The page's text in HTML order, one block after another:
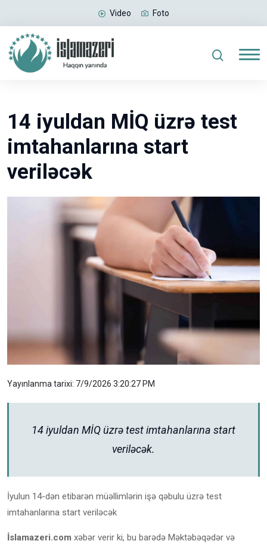
Video Foto
14 iyuldan MİQ üzrə test
imtahanlarına start
veriləcək
Yayınlanma tarixi: 7/9/2026 3:20:27 PM
14 iyuldan MİQ üzrə test imtahanlarına start
veriləcək.
İyulun 14-dən etibarən müəllimlərin işə qəbulu üzrə test
imtahanlarına start veriləcək
İslamazeri.com xəbər verir ki, bu barədə Məktəbəqədər və